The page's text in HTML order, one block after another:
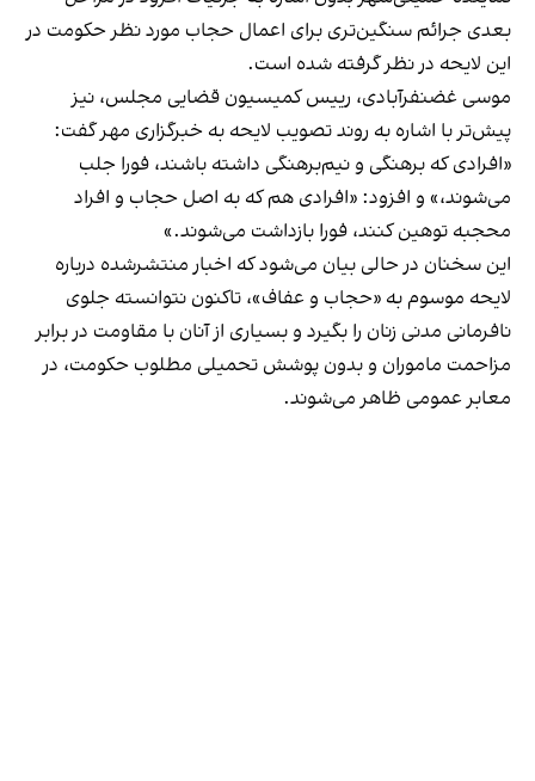
بعدی جرائم سنگین‌تری برای اعمال حجاب مورد نظر حکومت در
این لایحه در نظر گرفته شده است.
موسی غضنفرآبادی، رییس کمیسیون قضایی مجلس، نیز
پیش‌تر با اشاره به روند تصویب لایحه به خبرگزاری مهر گفت:
«افرادی که برهنگی و نیم‌برهنگی داشته باشند، فورا جلب
می‌شوند،» و افزود: «افرادی هم که به اصل حجاب و افراد
محجبه توهین کنند، فورا بازداشت می‌شوند.»
این سخنان در حالی بیان می‌شود که اخبار منتشر‌شده درباره
لایحه موسوم به «حجاب و عفاف»، تاکنون نتوانسته جلوی
نافرمانی مدنی زنان را بگیرد و بسیاری از آنان با مقاومت در برابر
مزاحمت ماموران و بدون پوشش تحمیلی مطلوب حکومت، در
معابر عمومی ظاهر می‌شوند.